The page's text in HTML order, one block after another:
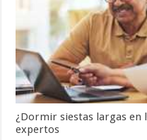
¿Dormir siestas largas en
expertos